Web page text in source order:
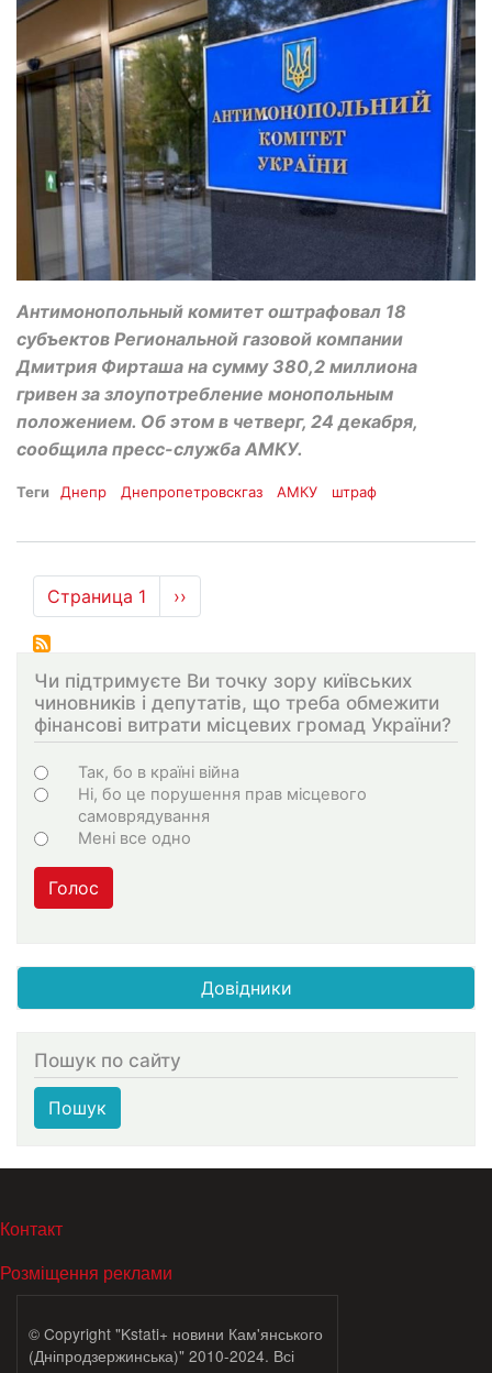
Антимонопольный комитет оштрафовал 18
субъектов Региональной газовой компании
Дмитрия Фирташа на сумму 380,2 миллиона
гривен за злоупотребление монопольным
положением. Об этом в четверг, 24 декабря,
сообщила пресс-служба АМКУ.
Теги Днепр Днепропетровскгаз АМКУ штраф
Нумерация
страниц
Страница 1
Следующая
страница
››
Чи підтримуєте Ви точку зору київських
чиновників і депутатів, що треба обмежити
фінансові витрати місцевих громад України?
Choices
Так, бо в країні війна
Ні, бо це порушення прав місцевого
самоврядування
Мені все одно
Голос
Довідники
Пошук по сайту
Пошук
МЕНЮ В ПОДВАЛЕ
Контакт
Розміщення реклами
© Copyright "Kstati+ новини Кам'янського
(Дніпродзержинська)" 2010-2024. Всі